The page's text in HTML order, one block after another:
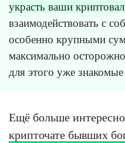
украсть ваши
взаимодействовать с
особенно крупными
максимально
для этого уже
Ещё больше
крипточате бывших